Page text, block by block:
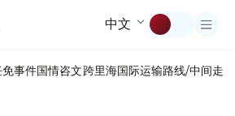
中文
免事件国情咨文跨里海国际运输路线/中间走廊